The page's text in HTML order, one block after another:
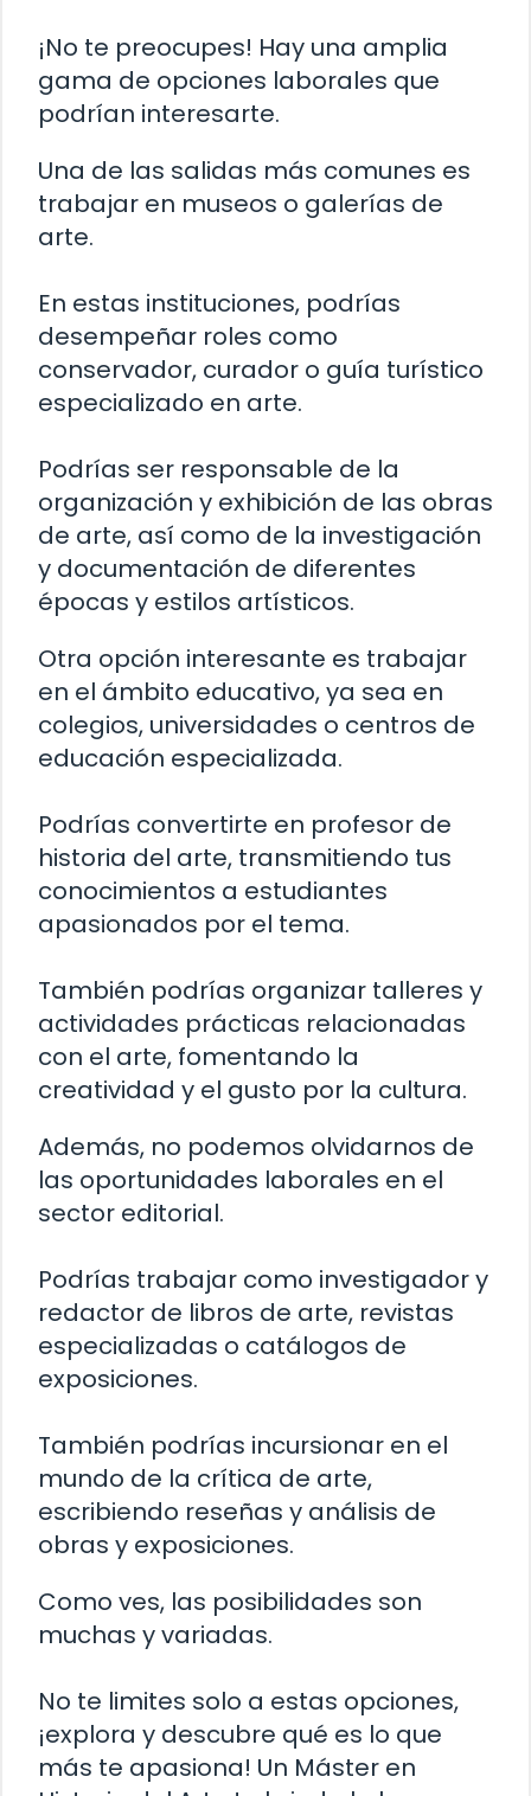
¡No te preocupes! Hay una amplia
gama de opciones laborales que
podrían interesarte.
Una de las salidas más comunes es
trabajar en museos o galerías de
arte.
En estas instituciones, podrías
desempeñar roles como
conservador, curador o guía turístico
especializado en arte.
Podrías ser responsable de la
organización y exhibición de las obras
de arte, así como de la investigación
y documentación de diferentes
épocas y estilos artísticos.
Otra opción interesante es trabajar
en el ámbito educativo, ya sea en
colegios, universidades o centros de
educación especializada.
Podrías convertirte en profesor de
historia del arte, transmitiendo tus
conocimientos a estudiantes
apasionados por el tema.
También podrías organizar talleres y
actividades prácticas relacionadas
con el arte, fomentando la
creatividad y el gusto por la cultura.
Además, no podemos olvidarnos de
las oportunidades laborales en el
sector editorial.
Podrías trabajar como investigador y
redactor de libros de arte, revistas
especializadas o catálogos de
exposiciones.
También podrías incursionar en el
mundo de la crítica de arte,
escribiendo reseñas y análisis de
obras y exposiciones.
Como ves, las posibilidades son
muchas y variadas.
No te limites solo a estas opciones,
¡explora y descubre qué es lo que
más te apasiona! Un Máster en